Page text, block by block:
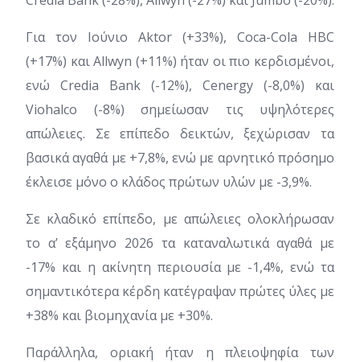
Για τον Ιούνιο Aktor (+33%), Coca-Cola HBC
(+17%) και Allwyn (+11%) ήταν οι πιο κερδισμένοι,
ενώ Credia Bank (-12%), Cenergy (-8,0%) και
Viohalco (-8%) σημείωσαν τις υψηλότερες
απώλειες. Σε επίπεδο δεικτών, ξεχώρισαν τα
βασικά αγαθά με +7,8%, ενώ με αρνητικό πρόσημο
έκλεισε μόνο ο κλάδος πρώτων υλών με -3,9%.
Σε κλαδικό επίπεδο, με απώλειες ολοκλήρωσαν
το α’ εξάμηνο 2026 τα καταναλωτικά αγαθά με
-17% και η ακίνητη περιουσία με -1,4%, ενώ τα
σημαντικότερα κέρδη κατέγραψαν πρώτες ύλες με
+38% και βιομηχανία με +30%.
Παράλληλα, οριακή ήταν η πλειοψηφία των